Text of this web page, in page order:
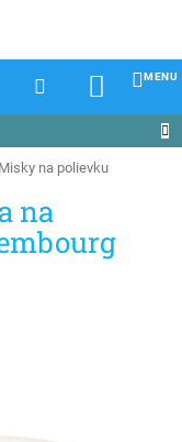
Misky na polievku
na